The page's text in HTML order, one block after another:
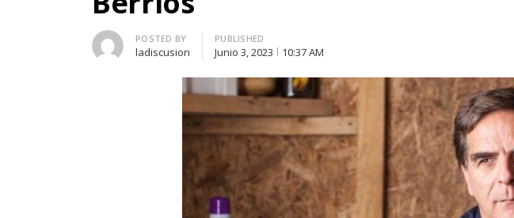
Author
POSTED BY
ladiscusion
PUBLISHED
Junio 3, 2023 10:37 AM